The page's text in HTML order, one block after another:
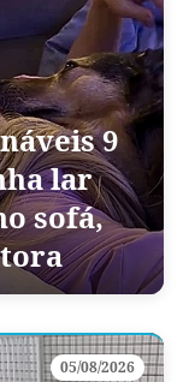
9
lar
sofá,
05/08/2026